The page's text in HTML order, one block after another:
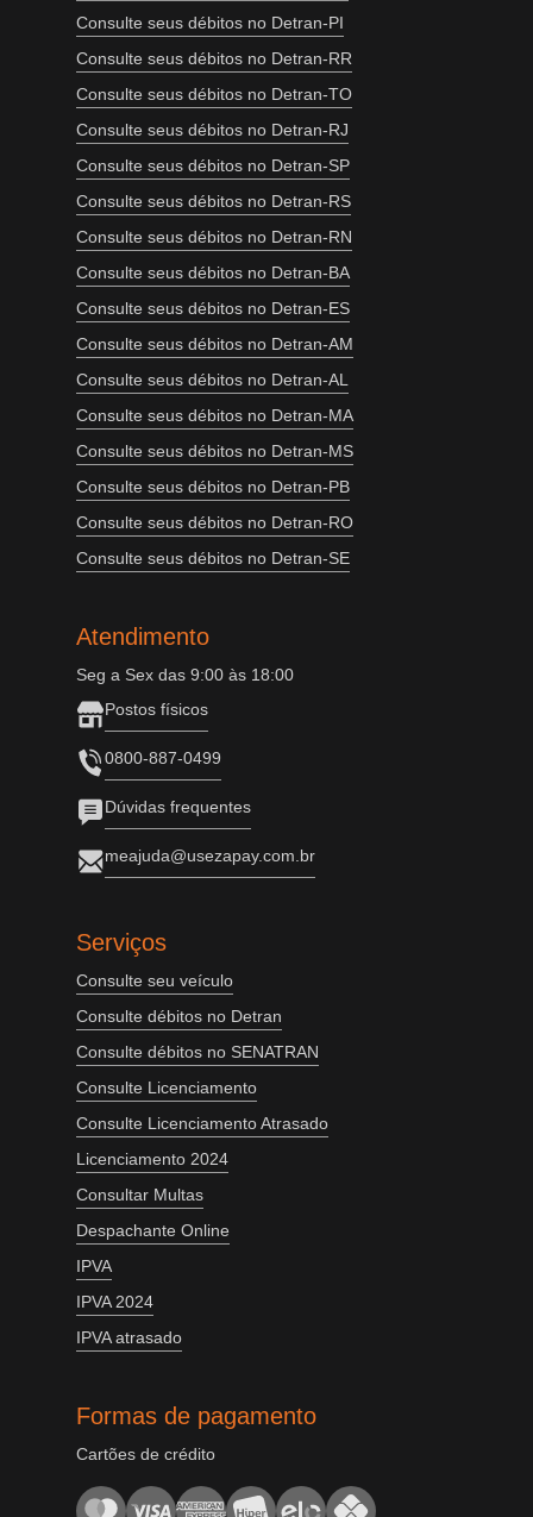
Consulte seus débitos no Detran-PI
Consulte seus débitos no Detran-RR
Consulte seus débitos no Detran-TO
Consulte seus débitos no Detran-RJ
Consulte seus débitos no Detran-SP
Consulte seus débitos no Detran-RS
Consulte seus débitos no Detran-RN
Consulte seus débitos no Detran-BA
Consulte seus débitos no Detran-ES
Consulte seus débitos no Detran-AM
Consulte seus débitos no Detran-AL
Consulte seus débitos no Detran-MA
Consulte seus débitos no Detran-MS
Consulte seus débitos no Detran-PB
Consulte seus débitos no Detran-RO
Consulte seus débitos no Detran-SE
Atendimento
Seg a Sex das 9:00 às 18:00
Postos físicos
0800-887-0499
Dúvidas frequentes
meajuda@usezapay.com.br
Serviços
Consulte seu veículo
Consulte débitos no Detran
Consulte débitos no SENATRAN
Consulte Licenciamento
Consulte Licenciamento Atrasado
Licenciamento 2024
Consultar Multas
Despachante Online
IPVA
IPVA 2024
IPVA atrasado
Formas de pagamento
Cartões de crédito